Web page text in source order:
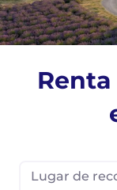
Lugar de